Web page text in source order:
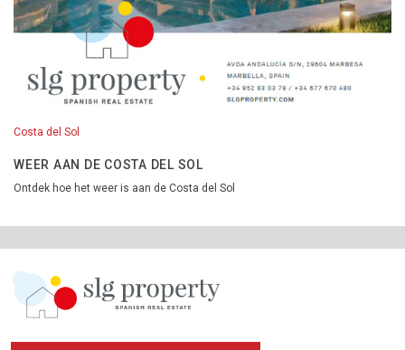
Costa del Sol
WEER AAN DE COSTA DEL SOL
Ontdek hoe het weer is aan de Costa del Sol